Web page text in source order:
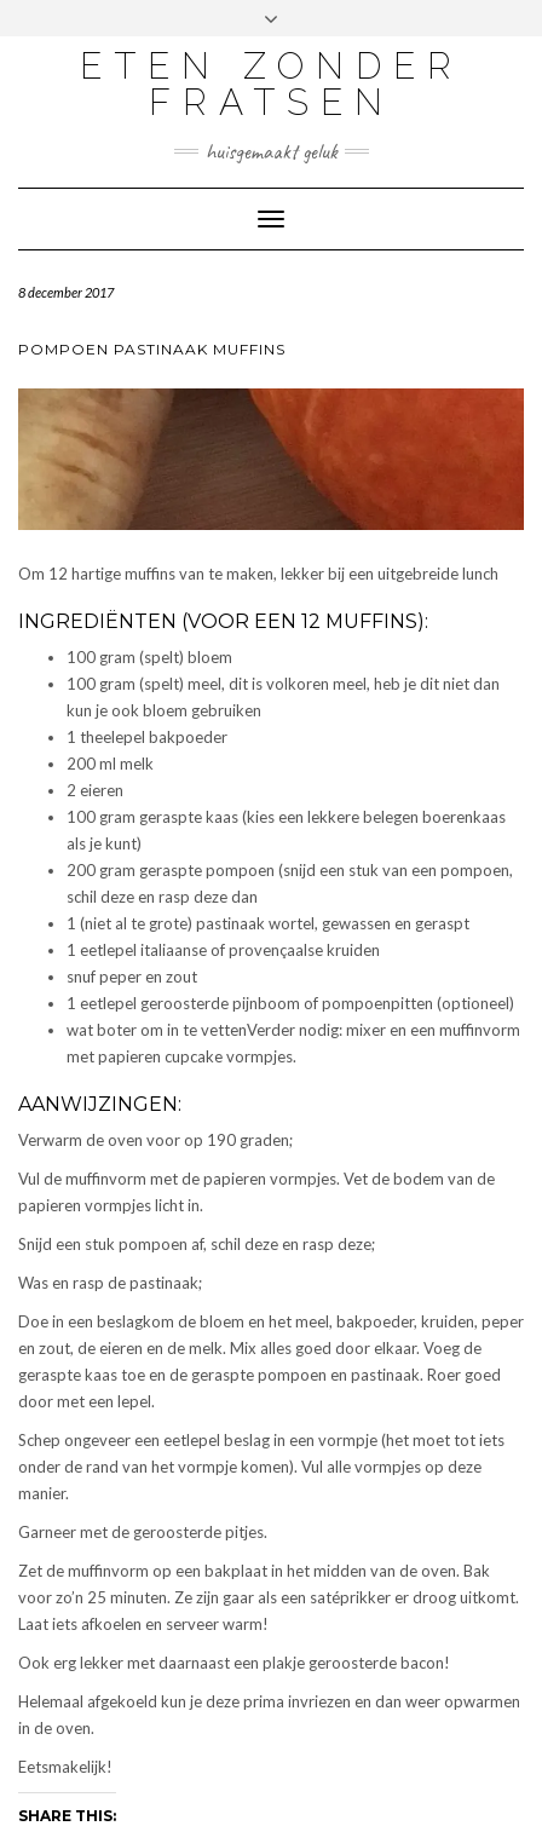
ETEN ZONDER
FRATSEN
huisgemaakt geluk
Toggle
Navigation
8 december 2017
POMPOEN PASTINAAK MUFFINS
Om 12 hartige muffins van te maken, lekker bij een uitgebreide lunch
INGREDIËNTEN (VOOR EEN 12 MUFFINS):
100 gram (spelt) bloem
100 gram (spelt) meel, dit is volkoren meel, heb je dit niet dan
kun je ook bloem gebruiken
1 theelepel bakpoeder
200 ml melk
2 eieren
100 gram geraspte kaas (kies een lekkere belegen boerenkaas
als je kunt)
200 gram geraspte pompoen (snijd een stuk van een pompoen,
schil deze en rasp deze dan
1 (niet al te grote) pastinaak wortel, gewassen en geraspt
1 eetlepel italiaanse of provençaalse kruiden
snuf peper en zout
1 eetlepel geroosterde pijnboom of pompoenpitten (optioneel)
wat boter om in te vettenVerder nodig:mixer en een muffinvorm
met papieren cupcake vormpjes.
AANWIJZINGEN:
Verwarm de oven voor op 190 graden;
Vul de muffinvorm met de papieren vormpjes. Vet de bodem van de
papieren vormpjes licht in.
Snijd een stuk pompoen af, schil deze en rasp deze;
Was en rasp de pastinaak;
Doe in een beslagkom de bloem en het meel, bakpoeder, kruiden, peper
en zout, de eieren en de melk. Mix alles goed door elkaar. Voeg de
geraspte kaas toe en de geraspte pompoen en pastinaak. Roer goed
door met een lepel.
Schep ongeveer een eetlepel beslag in een vormpje (het moet tot iets
onder de rand van het vormpje komen). Vul alle vormpjes op deze
manier.
Garneer met de geroosterde pitjes.
Zet de muffinvorm op een bakplaat in het midden van de oven. Bak
voor zo’n 25 minuten. Ze zijn gaar als een satéprikker er droog uitkomt.
Laat iets afkoelen en serveer warm!
Ook erg lekker met daarnaast een plakje geroosterde bacon!
Helemaal afgekoeld kun je deze prima invriezen en dan weer opwarmen
in de oven.
Eetsmakelijk!
SHARE THIS: